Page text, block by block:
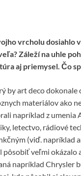
vrcholu dosiahlo
Záleží na uhle
aj priemysel. Čo
by art deco dokonale
materiálov ako
napríklad z umenia
letectvo, rádiové
(viď. napríklad
veľmi okázalo
napríklad Chrysler